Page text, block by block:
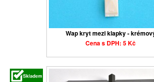
Wap kryt mezi klapky -
Cena s DPH: 5 Kč